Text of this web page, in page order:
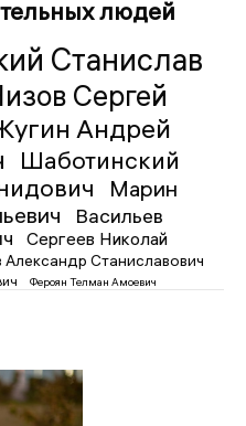
людей
Станислав
Сергей
Андрей
Шаботинский
Марин
Васильев
Сергеев Николай
Александр Станиславович
Фероян Телман Амоевич